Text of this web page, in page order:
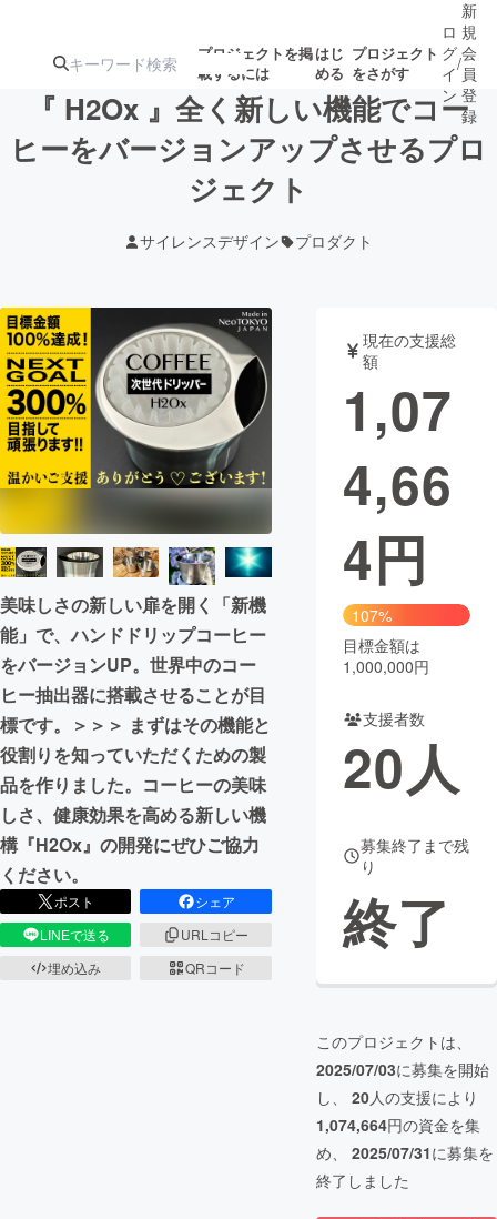
プロジェクトを掲
載するには
はじ
める
プロジェクト
をさがす
注目の新着プロ募集終了が近いプ
テクノロジー・ガジェット
映像・映画 書籍・雑誌
ビジネス・起業 チャレンジ
まちづくり・地域活性化
CAMPFIRE for Social Good
CAMPFIRE Creation
CAMPFIREふるさと納税machi-ya コミュニティ
ロ
グ
イ
ン
/
新
規
会
員
登
録
『 H2Ox 』全く新しい機能でコー
ヒーをバージョンアップさせるプロ
ジェクト
サイレンスデザイン プロダクト
美味しさの新しい扉を開く「新機
能」で、ハンドドリップコーヒー
をバージョンUP。世界中のコー
ヒー抽出器に搭載させることが目
標です。＞＞＞ まずはその機能と
役割りを知っていただくための製
品を作りました。コーヒーの美味
しさ、健康効果を高める新しい機
構『H2Ox』の開発にぜひご協力
ください。
ポスト
シェア
LINEで送る
URLコピー
埋め込み
QRコード
現在の支援総
額
1,07
4,66
4円
107%
目標金額は
1,000,000円
支援者数
20人
募集終了まで残
り
終了
このプロジェクトは、
2025/07/03に募集を開始
し、 20人の支援により
1,074,664円の資金を集
め、 2025/07/31に募集を
終了しました